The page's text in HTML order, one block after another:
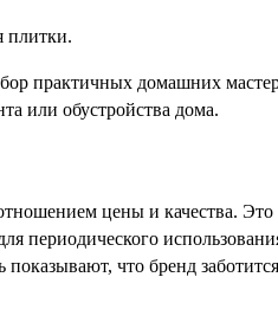
плитки.
практичных домашних
или обустройства дома.
цены и качества.
периодического
что бренд заботится